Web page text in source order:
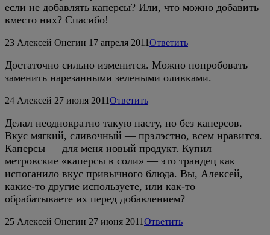
если не добавлять каперсы? Или, что можно добавить
вместо них? Спасибо!
23 Алексей Онегин 17 апреля 2011Ответить
Достаточно сильно изменится. Можно попробовать
заменить нарезанными зелеными оливками.
24 Алексей 27 июня 2011Ответить
Делал неоднократно такую пасту, но без каперсов.
Вкус мягкий, сливочный — прэлэстно, всем нравится.
Каперсы — для меня новый продукт. Купил
метровские «каперсы в соли» — это трандец как
испоганило вкус привычного блюда. Вы, Алексей,
какие-то другие используете, или как-то
обрабатываете их перед добавлением?
25 Алексей Онегин 27 июня 2011Ответить